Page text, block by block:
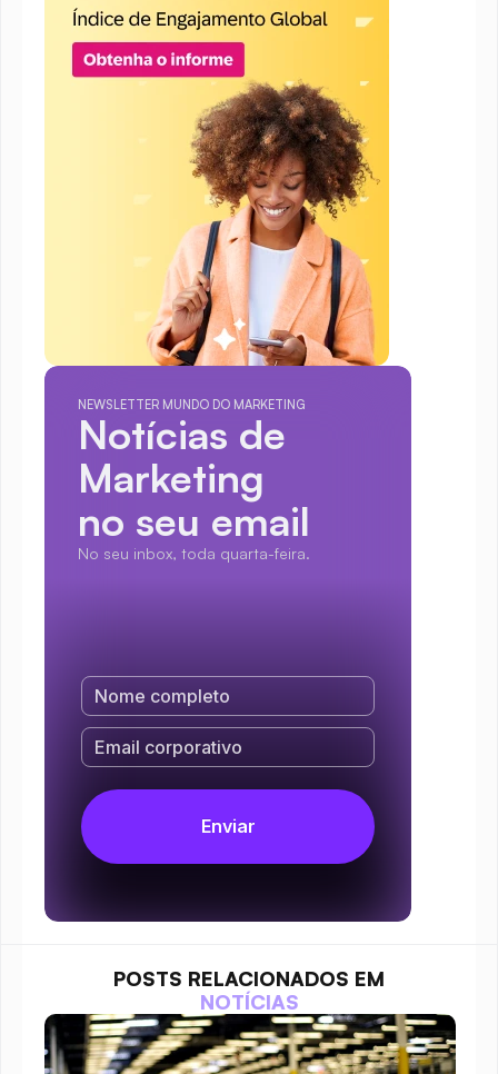
NEWSLETTER MUNDO DO MARKETING
Notícias de
Marketing
no seu email
No seu inbox, toda quarta-feira.
POSTS RELACIONADOS EM
NOTÍCIAS